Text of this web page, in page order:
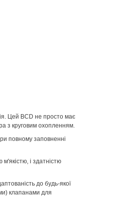
Цей BCD не просто має
з круговим охопленням.
повному заповненні
і здатністю
до будь-якої
клапанами для